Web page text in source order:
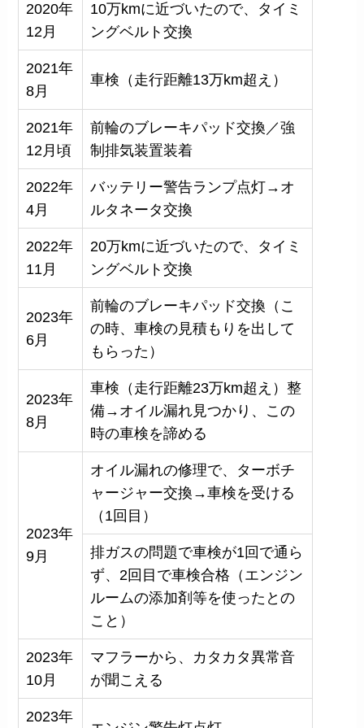
2020年
12月
10万kmに近づいたので、タイミ
ングベルト交換
2021年
8月
車検（走行距離13万km超え）
2021年
12月頃
前輪のブレーキパッド交換／強
制排気装置装着
2022年
4月
バッテリー警告ランプ点灯→オ
ルタネータ交換
2022年
11月
20万kmに近づいたので、タイミ
ングベルト交換
2023年
6月
前輪のブレーキパッド交換（こ
の時、車検の見積もりを出して
もらった）
2023年
8月
車検（走行距離23万km超え）整
備→オイル漏れ見つかり、この
時の車検を諦める
2023年
9月
オイル漏れの修理で、ターボチ
ャージャー交換→車検を受ける
（1回目）
排ガスの問題で車検が1回で通ら
ず、2回目で車検合格（エンジン
ルームの添加剤等を使ったとの
こと）
2023年
10月
マフラーから、カタカタ異常音
が聞こえる
2023年